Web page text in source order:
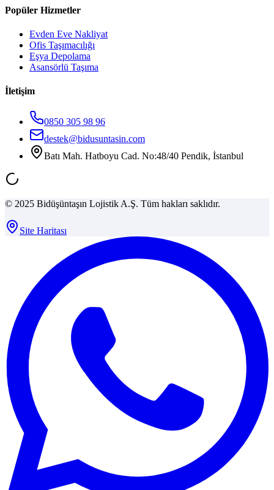
Popüler Hizmetler
Evden Eve Nakliyat
Ofis Taşımacılığı
Eşya Depolama
Asansörlü Taşıma
İletişim
0850 305 98 96
destek@bidusuntasin.com
Batı Mah. Hatboyu Cad. No:48/40 Pendik, İstanbul
© 2025 Bidüşüntaşın Lojistik A.Ş. Tüm hakları saklıdır.
Site Haritası